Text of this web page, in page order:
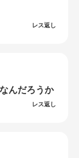
レス返し
んだろうか
レス返し